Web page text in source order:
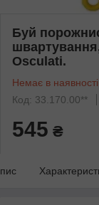
Буй
Osculati.
Немає в наявності
Код: 33.170.00**
545 ₴